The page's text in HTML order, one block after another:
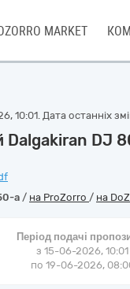
MARKET
10:01. Дата останніх
Dalgakiran DJ
a / на ProZorro / на
Період подачі
з 15-06-2026, 10:01
по 19-06-2026,